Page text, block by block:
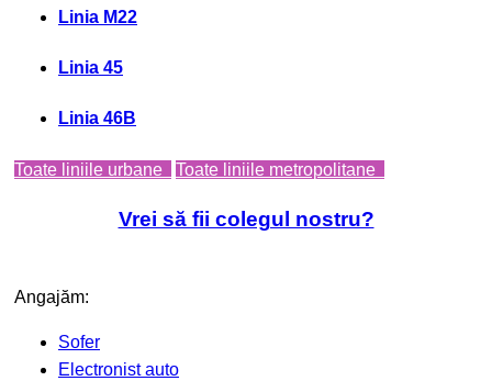
Linia M22
Linia 45
Linia 46B
Toate liniile urbane Toate liniile metropolitane
Vrei să fii colegul nostru?
Angajăm:
Sofer
Electronist auto